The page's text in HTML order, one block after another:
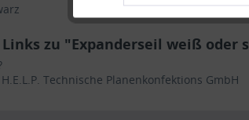
zu "Expanderseil weiß oder
Technische Planenkonfektions GmbH